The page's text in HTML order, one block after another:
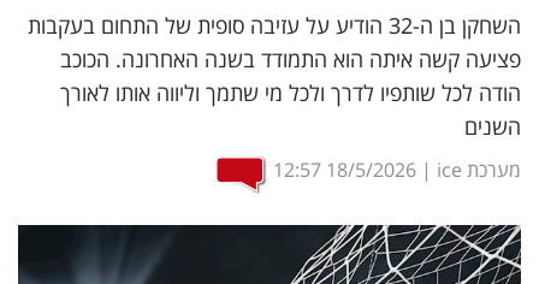
וטק
שיווק
ופרסום
משפט
מדדים
ומחקרים
השחקן בן ה-32 הודיע על עזיבה סופית של התחום בעקבות
פציעה קשה איתה הוא התמודד בשנה האחרונה. הכוכב
הודה לכל שותפיו לדרך ולכל מי שתמך וליווה אותו לאורך
השנים
מערכת ice |
18/5/2026
12:57